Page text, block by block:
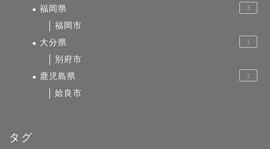
福岡県 3
福岡市
大分県
1
別府市
鹿児島県
1
姶良市
タグ